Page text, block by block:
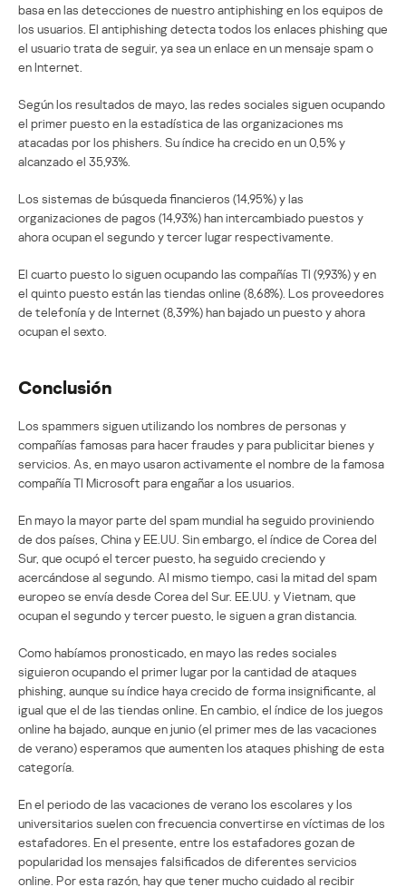
basa en las detecciones de nuestro antiphishing en los equipos de
los usuarios. El antiphishing detecta todos los enlaces phishing que
el usuario trata de seguir, ya sea un enlace en un mensaje spam o
en Internet.
Según los resultados de mayo, las redes sociales siguen ocupando
el primer puesto en la estadística de las organizaciones ms
atacadas por los phishers. Su índice ha crecido en un 0,5% y
alcanzado el 35,93%.
Los sistemas de búsqueda financieros (14,95%) y las
organizaciones de pagos (14,93%) han intercambiado puestos y
ahora ocupan el segundo y tercer lugar respectivamente.
El cuarto puesto lo siguen ocupando las compañías TI (9,93%) y en
el quinto puesto están las tiendas online (8,68%). Los proveedores
de telefonía y de Internet (8,39%) han bajado un puesto y ahora
ocupan el sexto.
Conclusión
Los spammers siguen utilizando los nombres de personas y
compañías famosas para hacer fraudes y para publicitar bienes y
servicios. As, en mayo usaron activamente el nombre de la famosa
compañía TI Microsoft para engañar a los usuarios.
En mayo la mayor parte del spam mundial ha seguido proviniendo
de dos países, China y EE.UU. Sin embargo, el índice de Corea del
Sur, que ocupó el tercer puesto, ha seguido creciendo y
acercándose al segundo. Al mismo tiempo, casi la mitad del spam
europeo se envía desde Corea del Sur. EE.UU. y Vietnam, que
ocupan el segundo y tercer puesto, le siguen a gran distancia.
Como habíamos pronosticado, en mayo las redes sociales
siguieron ocupando el primer lugar por la cantidad de ataques
phishing, aunque su índice haya crecido de forma insignificante, al
igual que el de las tiendas online. En cambio, el índice de los juegos
online ha bajado, aunque en junio (el primer mes de las vacaciones
de verano) esperamos que aumenten los ataques phishing de esta
categoría.
En el periodo de las vacaciones de verano los escolares y los
universitarios suelen con frecuencia convertirse en víctimas de los
estafadores. En el presente, entre los estafadores gozan de
popularidad los mensajes falsificados de diferentes servicios
online. Por esta razón, hay que tener mucho cuidado al recibir